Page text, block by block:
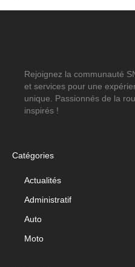
Rejoignez la communauté
et services pour une
unique. Passionnés de la
inspirés !
Catégories
Actualités
Administratif
Auto
Moto